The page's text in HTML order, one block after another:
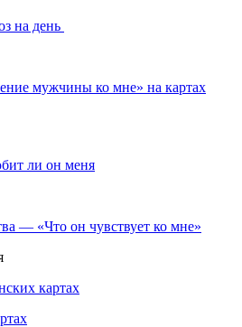
на день
мужчины ко мне» на картах
ли он меня
— «Что он чувствует ко мне»
картах